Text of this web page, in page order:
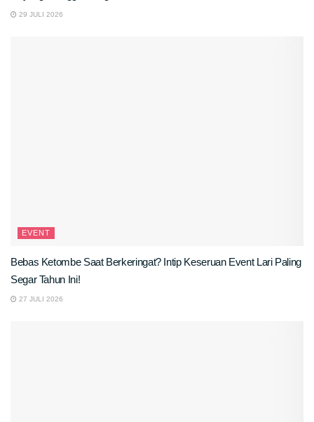
29 JULI 2026
EVENT
Bebas Ketombe Saat Berkeringat? Intip Keseruan Event Lari Paling
Segar Tahun Ini!
27 JULI 2026